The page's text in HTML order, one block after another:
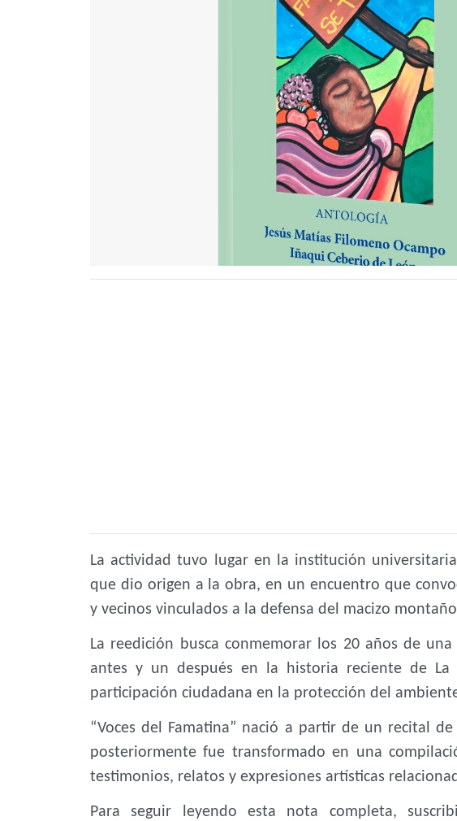
La actividad tuvo lugar en la institución
que dio origen a la obra, en un encuentro que
y vecinos vinculados a la defensa del macizo
La reedición busca conmemorar los 20 años de
antes y un después en la historia reciente de
participación ciudadana en la protección del
“Voces del Famatina” nació a partir de un recital
posteriormente fue transformado en una
testimonios, relatos y expresiones artísticas
Para seguir leyendo esta nota completa,